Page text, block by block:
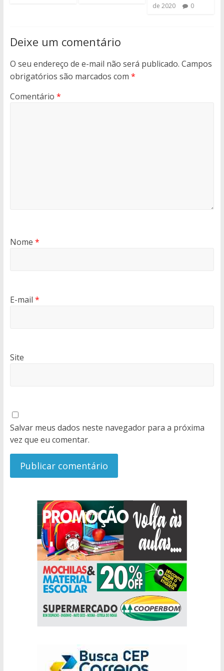
de 2020
0
Deixe um comentário
O seu endereço de e-mail não será publicado. Campos
obrigatórios são marcados com *
Comentário *
Nome *
E-mail *
Site
Salvar meus dados neste navegador para a próxima
vez que eu comentar.